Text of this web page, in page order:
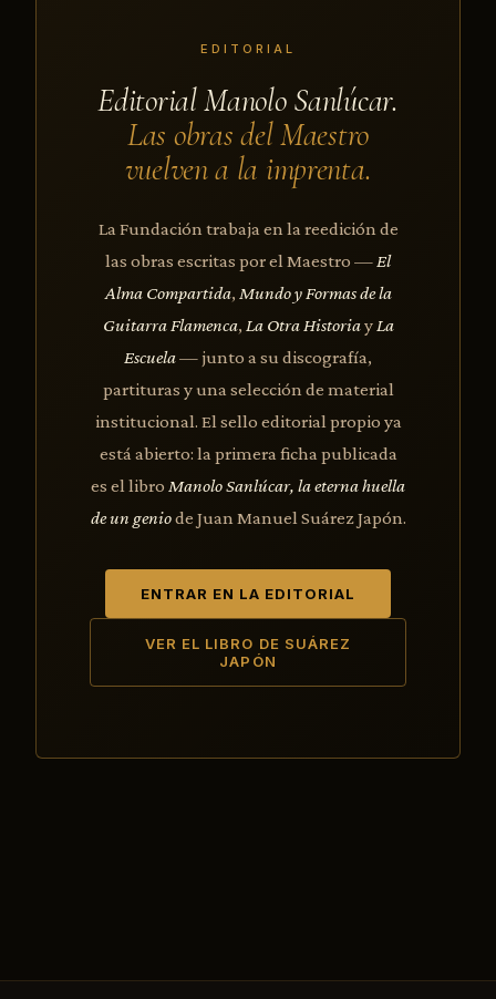
EDITORIAL
Editorial Manolo Sanlúcar.
Las obras del Maestro
vuelven a la imprenta.
La Fundación trabaja en la reedición de
las obras escritas por el Maestro —El
Alma Compartida, Mundo y Formas de la
Guitarra Flamenca, La Otra HistoriayLa
Escuela— junto a su discografía,
partituras y una selección de material
institucional. El sello editorial propio ya
está abierto: la primera ficha publicada
es el libro Manolo Sanlúcar, la eterna huella
de un geniode Juan Manuel Suárez Japón.
ENTRAR EN LA EDITORIAL
VER EL LIBRO DE SUÁREZ
JAPÓN